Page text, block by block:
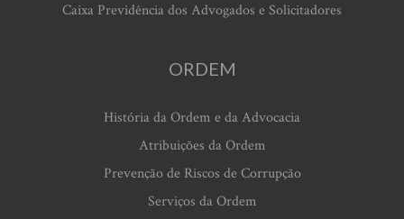
Caixa Previdência dos Advogados e Solicitadores
ORDEM
História da Ordem e da Advocacia
Atribuições da Ordem
Prevenção de Riscos de Corrupção
Serviços da Ordem